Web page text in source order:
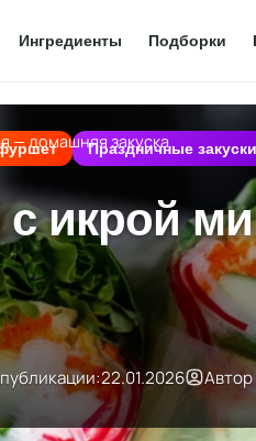
Ингредиенты Подборки
— домашняя закуска
Праздничные закуски
икрой
22.01.2026 Автор